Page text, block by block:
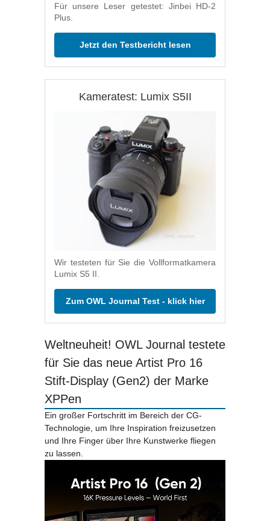
Für unsere Leser getestet: Jinbei HD-2
Plus.
Jetzt den Testbericht lesen
Kameratest: Lumix S5II
Wir testeten für Sie die Vollformatkamera
Lumix S5 II.
Zum OWL Journal Test - klick hier
Weltneuheit! OWL Journal testete
für Sie das neue Artist Pro 16
Stift-Display (Gen2) der Marke
XPPen
Ein großer Fortschritt im Bereich der CG-
Technologie, um Ihre Inspiration freizusetzen
und Ihre Finger über Ihre Kunstwerke fliegen
zu lassen.